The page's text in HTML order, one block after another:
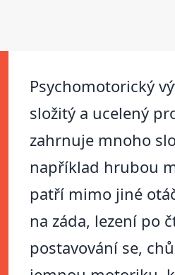
Psychomotorický
složitý a ucelený
zahrnuje mnoho
například hrubou
patří mimo jiné
na záda, lezení po
postavování se,